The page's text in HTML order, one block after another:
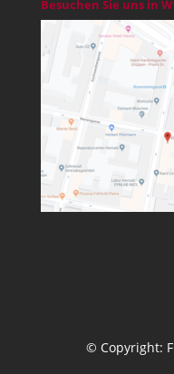
Besuchen Sie uns in
© Copyright: